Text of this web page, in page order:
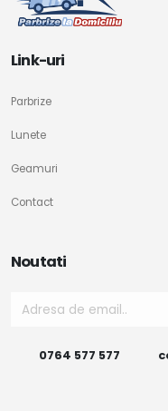
Link-uri
Parbrize
Lunete
Geamuri
Contact
Noutati
0764 577 577